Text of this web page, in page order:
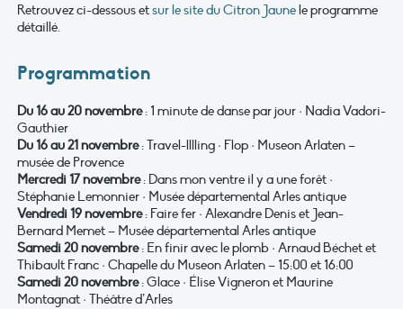
Retrouvez ci-dessous etsur le site du Citron Jaunele programme
détaillé.
Programmation
Du 16 au 20 novembre: 1 minute de danse par jour · Nadia Vadori-
Gauthier
Du 16 au 21 novembre: Travel-lllling · Flop · Museon Arlaten –
musée de Provence
Mercredi 17 novembre: Dans mon ventre il y a une forêt ·
Stéphanie Lemonnier · Musée départemental Arles antique
Vendredi 19 novembre: Faire fer · Alexandre Denis et Jean-
Bernard Memet – Musée départemental Arles antique
Samedi 20 novembre: En finir avec le plomb · Arnaud Béchet et
Thibault Franc · Chapelle du Museon Arlaten – 15:00 et 16:00
Samedi 20 novembre: Glace · Élise Vigneron et Maurine
Montagnat · Théâtre d’Arles